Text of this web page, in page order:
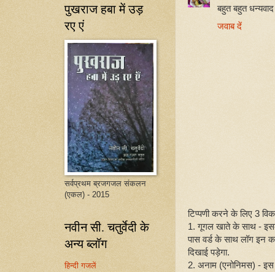
बहुत बहुत
जवाब दें
टिप्पणी करने के लिए 3
1. गूगल खाते के साथ -
पास वर्ड के साथ लॉग इन
दिखाई पड़ेगा.
2. अनाम (एनोनिमस) -
पुखराज हबा में उड़
रए एं
सर्वप्रथम ब्रजगजल संकलन
(एकल) - 2015
नवीन सी. चतुर्वेदी के
अन्य ब्लॉग
हिन्दी गजलें